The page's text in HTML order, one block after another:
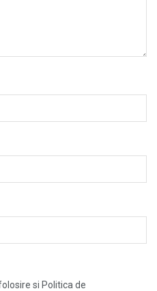
si Politica de